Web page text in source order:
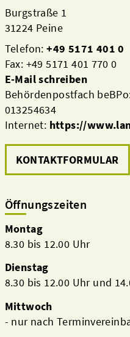
Burgstraße 1
31224 Peine
Telefon:+49 5171 401 0
Fax: +49 5171 401 770 0
E-Mail schreiben
Behördenpostfach
013254634
Internet: https://
KONTAKTFORMULAR
Öffnungszeiten
Montag
8.30 bis 12.00 Uhr
Dienstag
8.30 bis 12.00 Uhr und
Mittwoch
- nur nach